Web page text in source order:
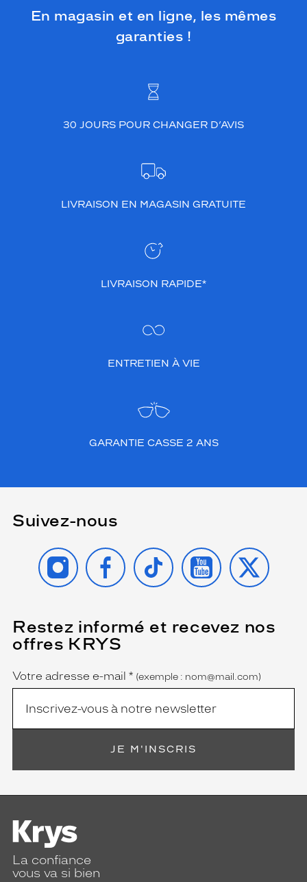
En magasin et en ligne, les mêmes
garanties !
30 JOURS POUR CHANGER D’AVIS
LIVRAISON EN MAGASIN GRATUITE
LIVRAISON RAPIDE*
ENTRETIEN À VIE
GARANTIE CASSE 2 ANS
Suivez-nous
INSTAGRAMFACEBOOK
TIKTOK YOUTUBE
X
Restez informé et recevez nos
offres KRYS
Name
Votre adresse e-mail *
(Ce
champ
est
obligatoire)
(exemple : nom@mail.com)
JE M'INSCRIS
La confiance
vous va si bien